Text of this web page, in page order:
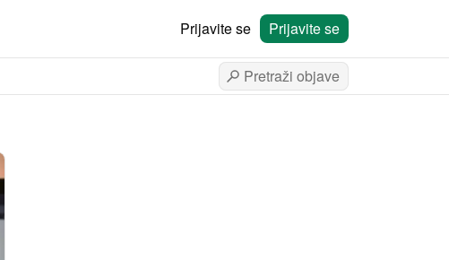
Prijavite se Prijavite se